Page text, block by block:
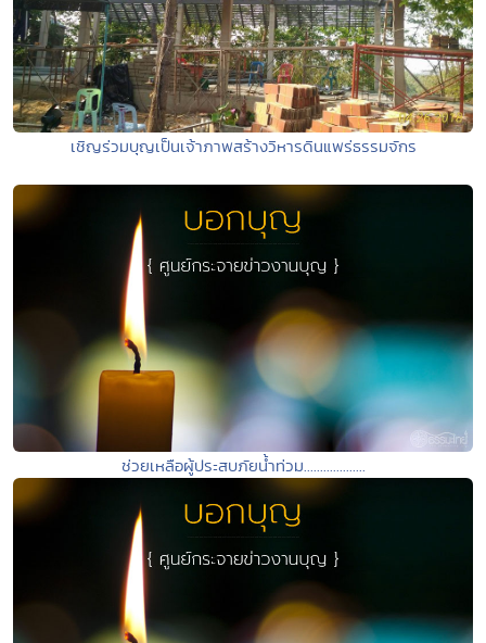
เชิญร่วมบุญเป็นเจ้าภาพสร้างวิหารดินแพร่ธรรมจักร
ช่วยเหลือผู้ประสบภัยน้ำท่วม...................